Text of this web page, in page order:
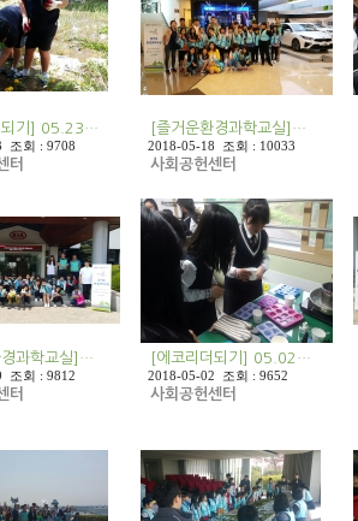
되기] 05.23…
조회 : 9708
터
[즐거운환경과학교실]…
2018-05-18 조회 : 10033
사회공헌센터
경과학교실]…
조회 : 9812
터
[에코리더되기] 05.02…
2018-05-02 조회 : 9652
사회공헌센터